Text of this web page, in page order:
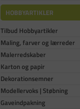
HOBBYARTIKLER
Tilbud Hobbyartikler
Maling, farver og lærreder
Malerredskaber
Karton og papir
Dekorationsemner
Modellervoks | Støbning
Gaveindpakning